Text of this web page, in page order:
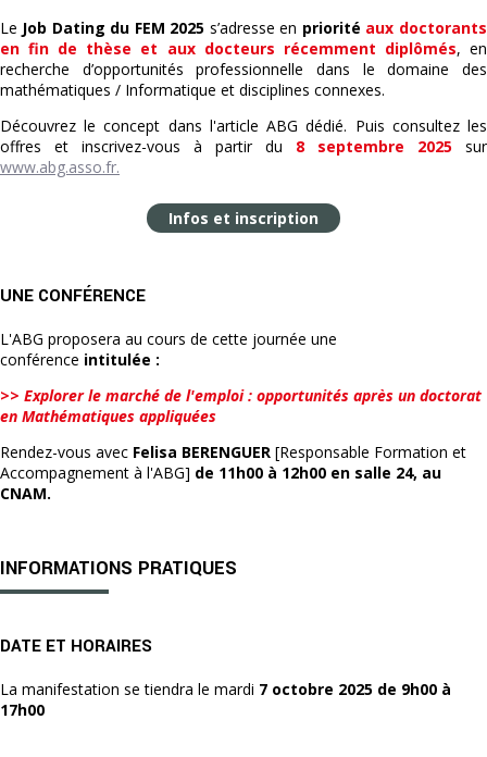
Le Job Dating du FEM 2025 s’adresse en priorité aux doctorants
en fin de thèse et aux docteurs récemment diplômés, en
recherche d’opportunités professionnelle dans le domaine des
mathématiques / Informatique et disciplines connexes.
Découvrez le concept dans l'article ABG dédié. Puis consultez les
offres et inscrivez-vous à partir du 8 septembre 2025 sur
www.abg.asso.fr.
Infos et inscription
UNE CONFÉRENCE
L'ABG proposera au cours de cette journée une
conférence intitulée :
>> Explorer le marché de l'emploi : opportunités après un doctorat
en Mathématiques appliquées
Rendez-vous avec Felisa BERENGUER [Responsable Formation et
Accompagnement à l'ABG] de 11h00 à 12h00 en salle 24, au
CNAM.
INFORMATIONS PRATIQUES
DATE ET HORAIRES
La manifestation se tiendra le mardi 7 octobre 2025 de 9h00 à
17h00